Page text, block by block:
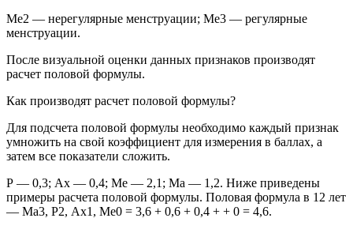
Ме2 — нерегулярные менструации; Ме3 — регулярные
менструации.
После визуальной оценки данных признаков производят
расчет половой формулы.
Как производят расчет половой формулы?
Для подсчета половой формулы необходимо каждый признак
умножить на свой коэффициент для измерения в баллах, а
затем все показатели сложить.
Р — 0,3; Ax — 0,4; Me — 2,1; Ма — 1,2. Ниже приведены
примеры расчета половой формулы. Половая формула в 12 лет
— Ма3, Р2, Ax1, Ме0 = 3,6 + 0,6 + 0,4 + + 0 = 4,6.